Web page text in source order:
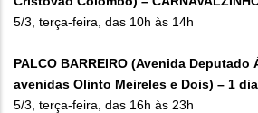
5/3, terça-feira, das 10h às 14h
PALCO BARREIRO (Avenida
avenidas Olinto Meireles e Dois) – 1 dia
5/3, terça-feira, das 16h às 23h